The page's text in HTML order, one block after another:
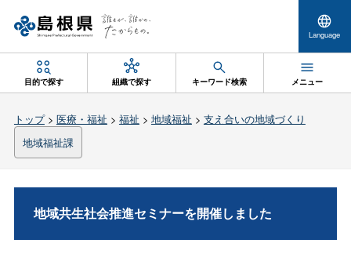
Language
目的で探す 組織で探す キーワード検索 メニュー
トップ> 医療・福祉 > 福祉 > 地域福祉 > 支え合いの地域づくり
地域福祉課
地域共生社会推進セミナーを開催しました